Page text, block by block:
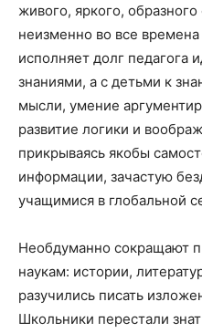
живого, яркого,
неизменно во все времена
исполняет долг педагога
знаниями, а с детьми к
мысли, умение
развитие логики и
прикрываясь якобы
информации, зачастую
учащимися в глобальной
Необдуманно сокращают
наукам: истории,
разучились писать
Школьники перестали